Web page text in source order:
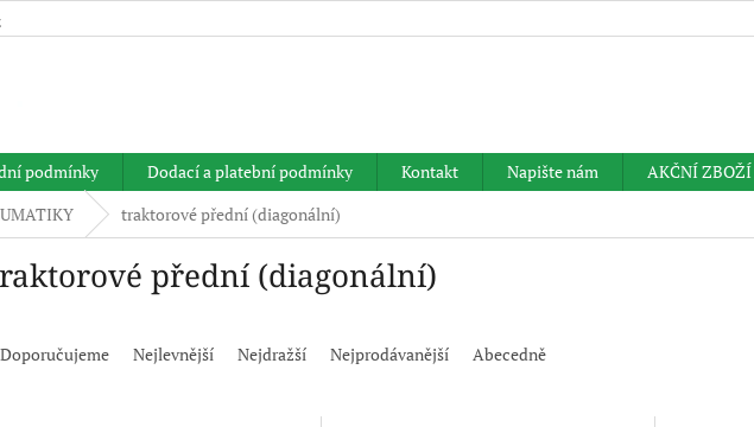
podmínky Dodací a platební podmínky Kontakt Napište nám AKČNÍ ZBOŽÍ
traktorové přední (diagonální)
přední (diagonální)
Doporučujeme Nejlevnější Nejdražší Nejprodávanější Abecedně